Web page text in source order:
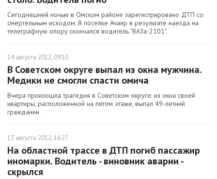
Сегодняшней ночью в Омском районе зарегистрировано ДТП со
смертельным исходом. В поселке Ачаир в результате наезда на
телеграфную опору скончался водитель "ВАЗа-2101".
14 августа 2012, 09:10
В Советском округе выпал из окна мужчина.
Медики не смогли спасти омича
Вчера произошла трагедия в Советском округе: из окна своей
квартиры, расположенной на пятом этаже, выпал 49-летний
гражданин.
13 августа 2012, 16:27
На областной трассе в ДТП погиб пассажир
иномарки. Водитель - виновник аварии -
скрылся